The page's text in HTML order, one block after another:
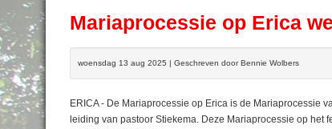
Mariaprocessie op Erica
woensdag 13 aug 2025 | Geschreven door Bennie Wolbers
ERICA - De Mariaprocessie op Erica is de Mariaprocessie
leiding van pastoor Stiekema. Deze Mariaprocessie op